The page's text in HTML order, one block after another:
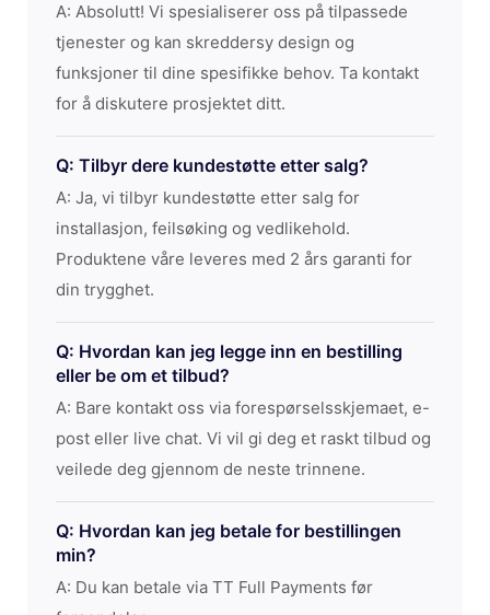
A: Absolutt! Vi spesialiserer oss på tilpassede
tjenester og kan skreddersy design og
funksjoner til dine spesifikke behov. Ta kontakt
for å diskutere prosjektet ditt.
Q: Tilbyr dere kundestøtte etter salg?
A: Ja, vi tilbyr kundestøtte etter salg for
installasjon, feilsøking og vedlikehold.
Produktene våre leveres med 2 års garanti for
din trygghet.
Q: Hvordan kan jeg legge inn en bestilling
eller be om et tilbud?
A: Bare kontakt oss via forespørselsskjemaet, e-
post eller live chat. Vi vil gi deg et raskt tilbud og
veilede deg gjennom de neste trinnene.
Q: Hvordan kan jeg betale for bestillingen
min?
A: Du kan betale via TT Full Payments før